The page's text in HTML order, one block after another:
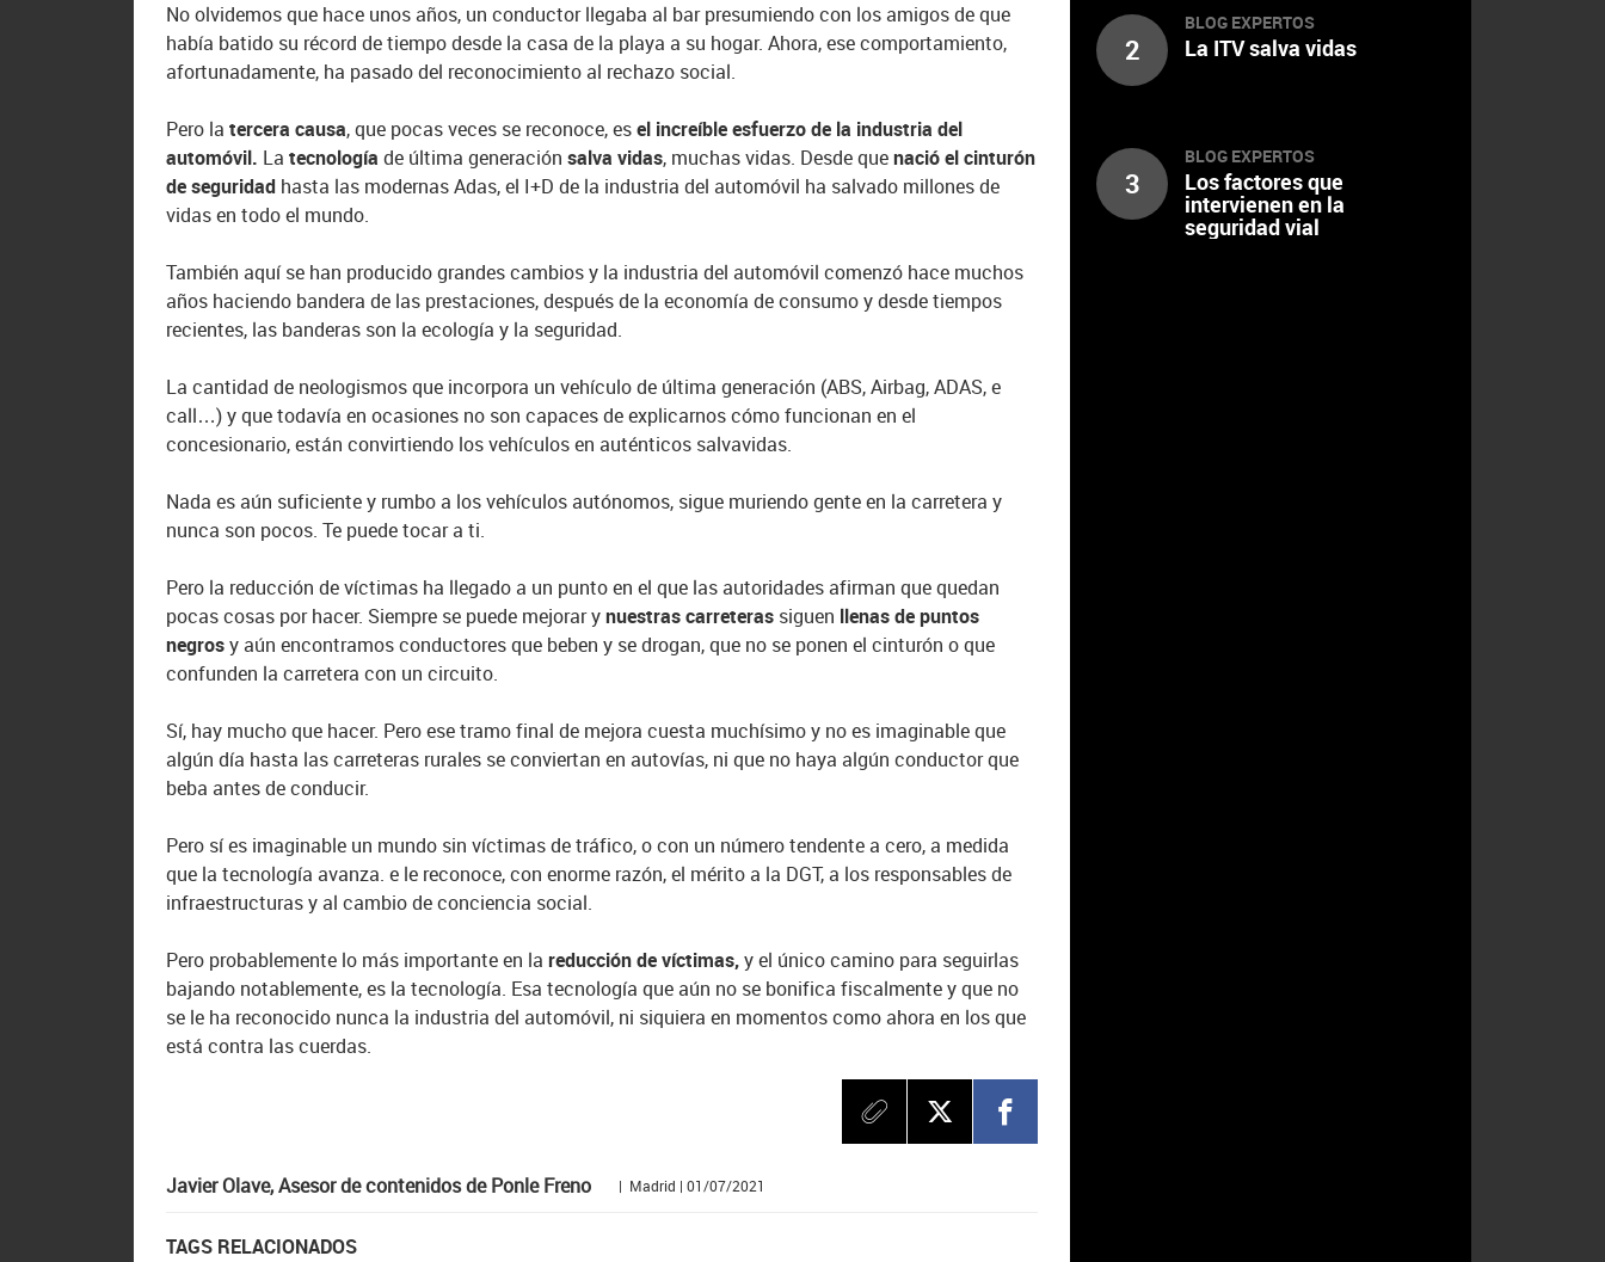
No olvidemos que hace unos años, un conductor llegaba al bar presumiendo con los amigos de que
había batido su récord de tiempo desde la casa de la playa a su hogar. Ahora, ese comportamiento,
afortunadamente, ha pasado del reconocimiento al rechazo social.
Pero la tercera causa, que pocas veces se reconoce, esel increíble esfuerzo de la industria del
automóvil. Latecnología de última generaciónsalva vidas, muchas vidas. Desde quenació el cinturón
de seguridad hasta las modernas Adas, el I+D de la industria del automóvil ha salvado millones de
vidas en todo el mundo.
También aquí se han producido grandes cambios y la industria del automóvil comenzó hace muchos
años haciendo bandera de las prestaciones, después de la economía de consumo y desde tiempos
recientes, las banderas son la ecología y la seguridad.
La cantidad de neologismos que incorpora un vehículo de última generación (ABS, Airbag, ADAS, e
call…) y que todavía en ocasiones no son capaces de explicarnos cómo funcionan en el
concesionario, están convirtiendo los vehículos en auténticos salvavidas.
Nada es aún suficiente y rumbo a los vehículos autónomos, sigue muriendo gente en la carretera y
nunca son pocos. Te puede tocar a ti.
Pero la reducción de víctimas ha llegado a un punto en el que las autoridades afirman que quedan
pocas cosas por hacer. Siempre se puede mejorar ynuestras carreteras siguen llenas de puntos
negrosy aún encontramos conductores que beben y se drogan, que no se ponen el cinturón o que
confunden la carretera con un circuito.
Sí, hay mucho que hacer. Pero ese tramo final de mejora cuesta muchísimo y no es imaginable que
algún día hasta las carreteras rurales se conviertan en autovías, ni que no haya algún conductor que
beba antes de conducir.
Pero sí es imaginable un mundo sin víctimas de tráfico, o con un número tendente a cero, a medida
que la tecnología avanza.e le reconoce, con enorme razón, el mérito a la DGT, a los responsables de
infraestructuras y al cambio de conciencia social.
Pero probablemente lo más importante en lareducción de víctimas,y el único camino para seguirlas
bajando notablemente, es la tecnología. Esa tecnología que aún no se bonifica fiscalmente y que no
se le ha reconocido nunca la industria del automóvil, ni siquiera en momentos como ahora en los que
está contra las cuerdas.
Javier Olave, Asesor de contenidos de Ponle Freno | Madrid | 01/07/2021
TAGS RELACIONADOS
2
BLOG EXPERTOS
La ITV salva vidas
3
BLOG EXPERTOS
Los factores que
intervienen en la
seguridad vial